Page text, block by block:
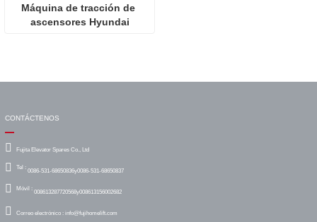
Máquina de tracción de
ascensores Hyundai
CONTÁCTENOS
Fujita Elevator Spares Co., Ltd
Tel : 0086-531-68650836y0086-531-68650837
Móvil : 008613287720568y008613156002682
Correo electrónico : info@fujihomelift.com